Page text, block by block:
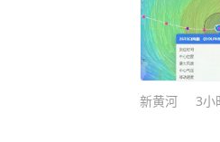
新黄河 3小